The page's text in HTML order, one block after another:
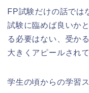
FP試験だけの話では
試験に臨めば良いか
る必要はない、受か
大きくアピールされ
学生の頃からの学習